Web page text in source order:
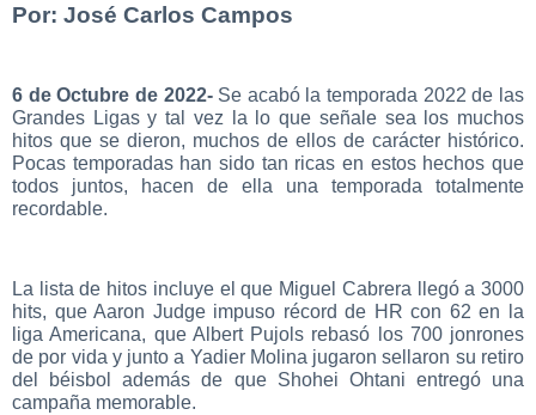
Por: José Carlos Campos
6 de Octubre de 2022- Se acabó la temporada 2022 de las
Grandes Ligas y tal vez la lo que señale sea los muchos
hitos que se dieron, muchos de ellos de carácter histórico.
Pocas temporadas han sido tan ricas en estos hechos que
todos juntos, hacen de ella una temporada totalmente
recordable.
La lista de hitos incluye el que Miguel Cabrera llegó a 3000
hits, que Aaron Judge impuso récord de HR con 62 en la
liga Americana, que Albert Pujols rebasó los 700 jonrones
de por vida y junto a Yadier Molina jugaron sellaron su retiro
del béisbol además de que Shohei Ohtani entregó una
campaña memorable.